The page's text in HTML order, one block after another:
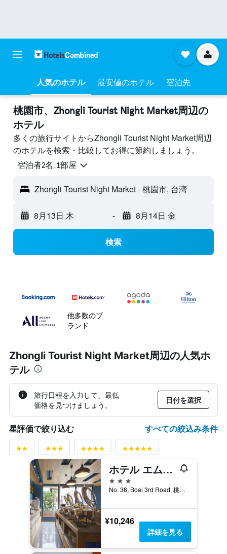
人気のホテル 最安値のホテル 宿泊先
桃園市​、Zhongli Tourist Night Market周辺の
ホテル
多くの旅行サイトからZhongli Tourist Night Market周辺
のホテルを検索・比較してお得に節約しましょう。
宿泊者2名, 1​部屋
Zhongli Tourist Night Market - 桃園市, 台湾
8月13日 木 - 8月14日 金
検索
他多数のブ
ランド
Zhongli Tourist Night Market周辺の人気ホ
テル
旅行日程を入力して、最低
価格を見つけましょう。
日付を選択
星評価で絞り込む すべての絞込み条件
ホテル エムユー
3つ星
No. 38, Boai 3rd Road, 桃園市, 台湾
¥10,246
詳細を見る